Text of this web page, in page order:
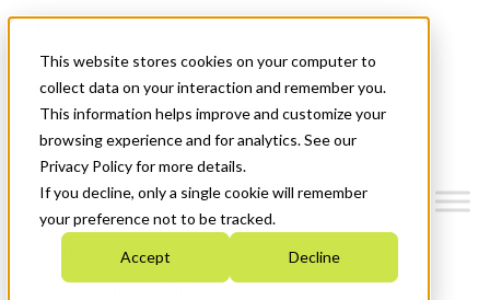
This website stores cookies on your computer to
collect data on your interaction and remember you.
This information helps improve and customize your
browsing experience and for analytics. See our
Privacy Policy for more details.
If you decline, only a single cookie will remember
your preference not to be tracked.
Accept Decline
News & Events
Get Started
Menu
Who We Are
Strategic Plan 2026-2030